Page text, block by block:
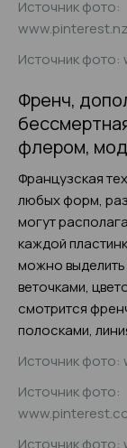
Источник фото:
Источник
Френч,
флером,
Французская
любых форм,
могут
каждой
можно
веточками,
смотрится
полосками,
Источник
Источник фото:
Источник